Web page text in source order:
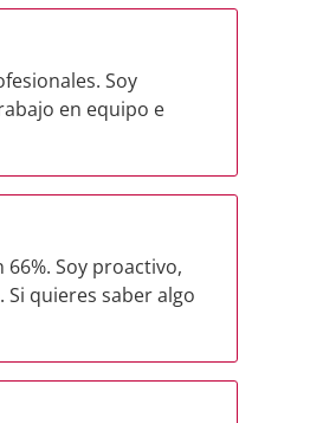
Soy
en equipo e
Soy proactivo,
quieres saber algo